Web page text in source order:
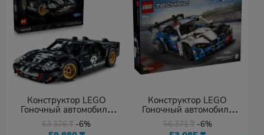
Конструктор LEGO
Гоночный автомобиль
Ford GT40 MKII 1966 года
выпуска, деталей 793 шт
63 376₸ -6%
Конструктор LEGO
Гоночный автомобиль
BMW M4 GT3 EVO,
деталей 747 шт
56 371₸ -6%